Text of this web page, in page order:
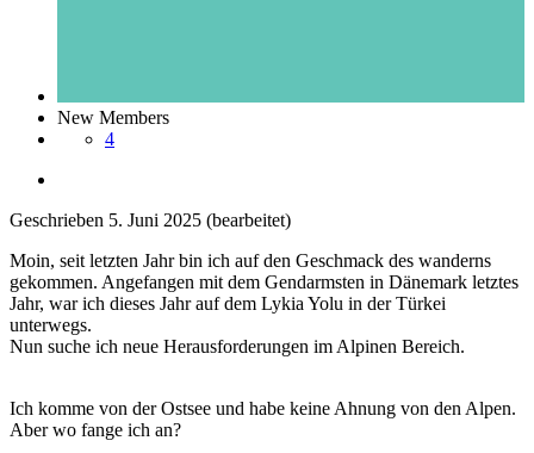
New Members
4
Geschrieben 5. Juni 2025 (bearbeitet)
Moin, seit letzten Jahr bin ich auf den Geschmack des wanderns
gekommen. Angefangen mit dem Gendarmsten in Dänemark letztes
Jahr, war ich dieses Jahr auf dem Lykia Yolu in der Türkei
unterwegs.
Nun suche ich neue Herausforderungen im Alpinen Bereich.
Ich komme von der Ostsee und habe keine Ahnung von den Alpen.
Aber wo fange ich an?